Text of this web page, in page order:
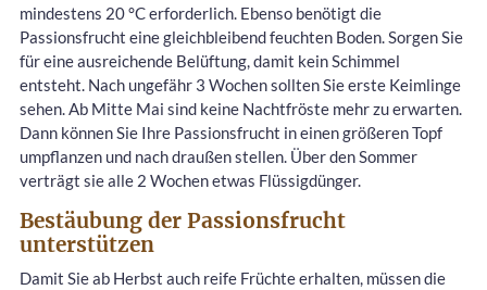
mindestens 20 °C erforderlich. Ebenso benötigt die
Passionsfrucht eine gleichbleibend feuchten Boden. Sorgen Sie
für eine ausreichende Belüftung, damit kein Schimmel
entsteht. Nach ungefähr 3 Wochen sollten Sie erste Keimlinge
sehen. Ab Mitte Mai sind keine Nachtfröste mehr zu erwarten.
Dann können Sie Ihre Passionsfrucht in einen größeren Topf
umpflanzen und nach draußen stellen. Über den Sommer
verträgt sie alle 2 Wochen etwas Flüssigdünger.
Bestäubung der Passionsfrucht
unterstützen
Damit Sie ab Herbst auch reife Früchte erhalten, müssen die